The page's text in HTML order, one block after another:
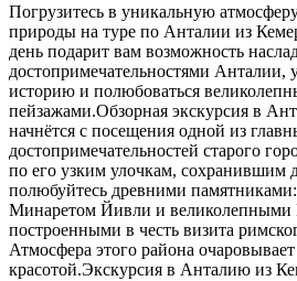
Погрузитесь в уникальную
природы на туре по Анталии из
день подарит вам возможность
достопримечательностями Анталии,
историю и полюбоваться
пейзажами.Обзорная экскурсия в
начнётся с посещения одной из
достопримечательностей старого
по его узким улочкам, сохранившим
полюбуйтесь древними
Минаретом Йивли и великолепными
построенными в честь визита
Атмосфера этого района
красотой.Экскурсия в Анталию из